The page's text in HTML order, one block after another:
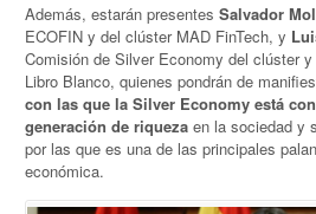
Además, estarán presentesSalvador
ECOFIN y del clúster MAD FinTech, y
Comisión de Silver Economy del clúster
Libro Blanco, quienes pondrán de
con las que la Silver Economy está
generación de riqueza en la sociedad y
por las que es una de las principales
económica.